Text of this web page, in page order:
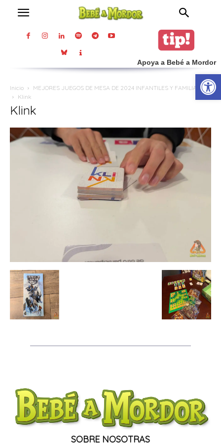
Apoya a Bebé a Mordor
Inicio
MEJORES JUEGOS DE MESA DE 2024 INFANTILES Y FAMILIARES
Klink
Klink
SOBRE NOSOTRAS